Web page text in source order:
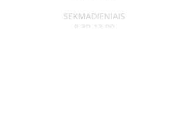
SEKMADIENIAIS
8.30-13.00